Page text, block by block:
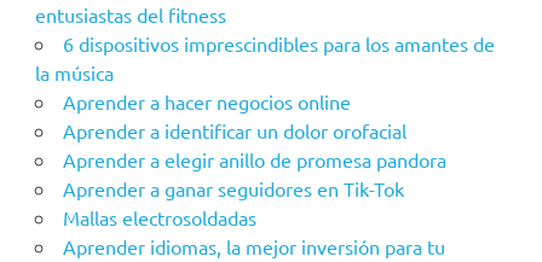
entusiastas del fitness
6 dispositivos imprescindibles para los amantes de
la música
Aprender a hacer negocios online
Aprender a identificar un dolor orofacial
Aprender a elegir anillo de promesa pandora
Aprender a ganar seguidores en Tik-Tok
Mallas electrosoldadas
Aprender idiomas, la mejor inversión para tu